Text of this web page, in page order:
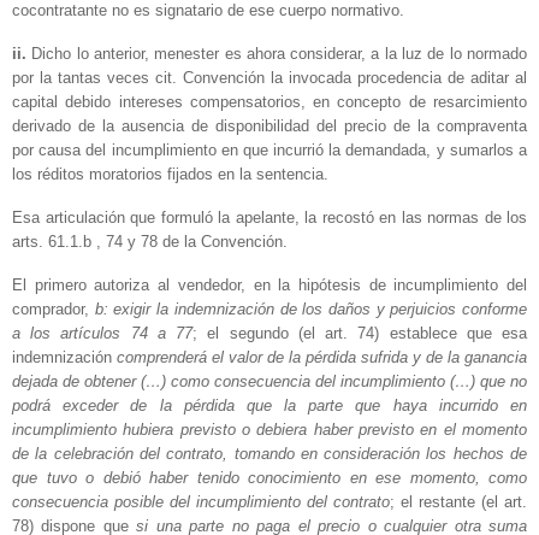
cocontratante no es signatario de ese cuerpo normativo.
ii. Dicho lo anterior, menester es ahora considerar, a la luz de lo normado
por la tantas veces cit. Convención la invocada procedencia de aditar al
capital debido intereses compensatorios, en concepto de resarcimiento
derivado de la ausencia de disponibilidad del precio de la compraventa
por causa del incumplimiento en que incurrió la demandada, y sumarlos a
los réditos moratorios fijados en la sentencia.
Esa articulación que formuló la apelante, la recostó en las normas de los
arts. 61.1.b , 74 y 78 de la Convención.
El primero autoriza al vendedor, en la hipótesis de incumplimiento del
comprador, b: exigir la indemnización de los daños y perjuicios conforme
a los artículos 74 a 77; el segundo (el art. 74) establece que esa
indemnización comprenderá el valor de la pérdida sufrida y de la ganancia
dejada de obtener (…) como consecuencia del incumplimiento (…) que no
podrá exceder de la pérdida que la parte que haya incurrido en
incumplimiento hubiera previsto o debiera haber previsto en el momento
de la celebración del contrato, tomando en consideración los hechos de
que tuvo o debió haber tenido conocimiento en ese momento, como
consecuencia posible del incumplimiento del contrato; el restante (el art.
78) dispone quesi una parte no paga el precio o cualquier otra suma